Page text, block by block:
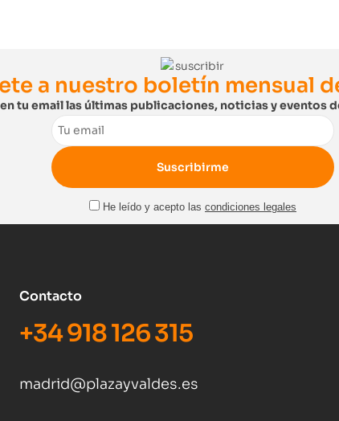
a nuestro boletín mensual
tu email las últimas publicaciones, noticias y eventos
Email
He leído y acepto las condiciones legales
Contacto
+34 918 126 315
madrid@plazayvaldes.es